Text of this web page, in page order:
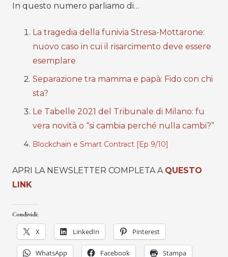
In questo numero parliamo di…
La tragedia della funivia Stresa-Mottarone:
nuovo caso in cui il risarcimento deve essere
esemplare
Separazione tra mamma e papà: Fido con chi
sta?
Le Tabelle 2021 del Tribunale di Milano: fu
vera novità o “si cambia perché nulla cambi?”
Blockchain e Smart Contract [Ep 9/10]
APRI LA NEWSLETTER COMPLETA A QUESTO
LINK
Condividi:
X LinkedIn Pinterest
WhatsApp Facebook Stampa